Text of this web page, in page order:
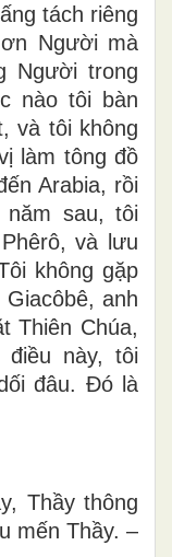
tách riêng
Người mà
Người trong
nào tôi bàn
và tôi không
làm tông đồ
Arabia, rồi
sau, tôi
và lưu
không gặp
anh
Thiên Chúa,
này, tôi
đâu. Đó là
Thầy thông
mến Thầy. –